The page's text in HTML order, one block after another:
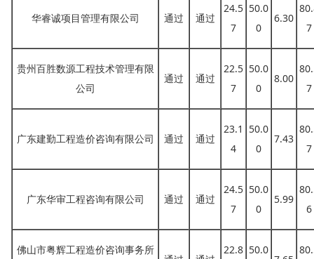
华睿诚项目管理有限公司 通过 通过
24.5
7
50.0
0
6.30
7
贵州百胜数源工程技术管理有限
公司
通过 通过
22.5
7
50.0
0
8.00
7
广东建勤工程造价咨询有限公司 通过 通过
23.1
4
50.0
0
7.43
7
广东华审工程咨询有限公司 通过 通过
24.5
7
50.0
0
5.99
6
佛山市粤辉工程造价咨询事务所 22.8 50.0